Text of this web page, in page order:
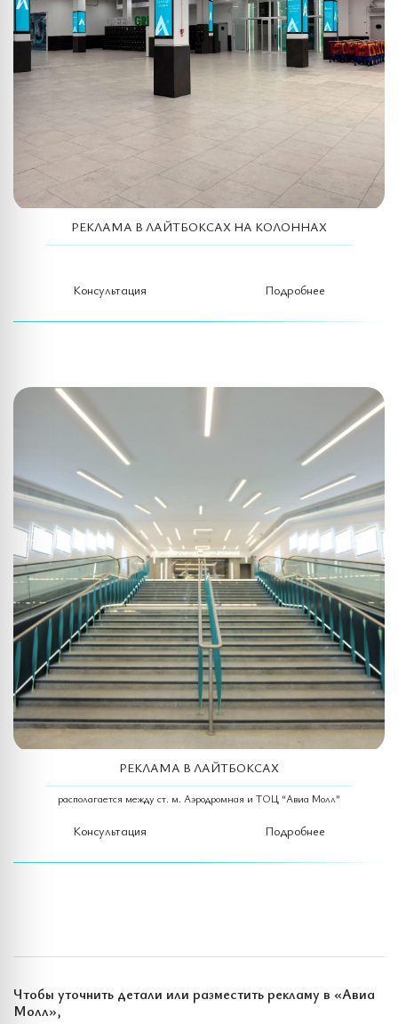
РЕКЛАМА В ЛАЙТБОКСАХ НА КОЛОННАХ
Консультация Подробнее
РЕКЛАМА В ЛАЙТБОКСАХ
располагается между ст. м. Аэродромная и ТОЦ “Авиа Молл”
Консультация Подробнее
Чтобы уточнить детали или разместить рекламу в «Авиа
Молл»,